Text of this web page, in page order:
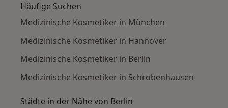
Häufige Suchen
Medizinische Kosmetiker in München
Medizinische Kosmetiker in Hannover
Medizinische Kosmetiker in Berlin
Medizinische Kosmetiker in Schrobenhausen
Städte in der Nähe von Berlin